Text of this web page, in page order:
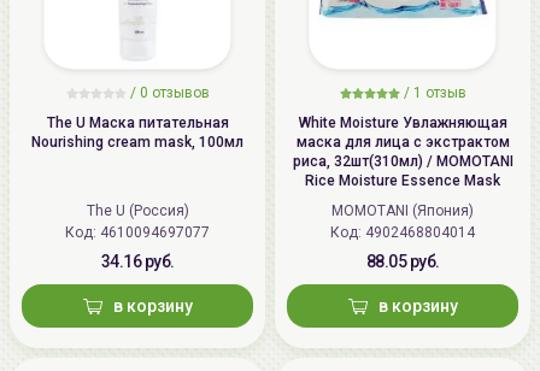
/ 0 отзывов
The U Маска питательная
Nourishing cream mask, 100мл
The U (Россия)
Код: 4610094697077
34.16 руб.
в корзину
/ 1 отзыв
White Moisture Увлажняющая
маска для лица с экстрактом
риса, 32шт(310мл) / MOMOTANI
Rice Moisture Essence Mask
MOMOTANI (Япония)
Код: 4902468804014
88.05 руб.
в корзину